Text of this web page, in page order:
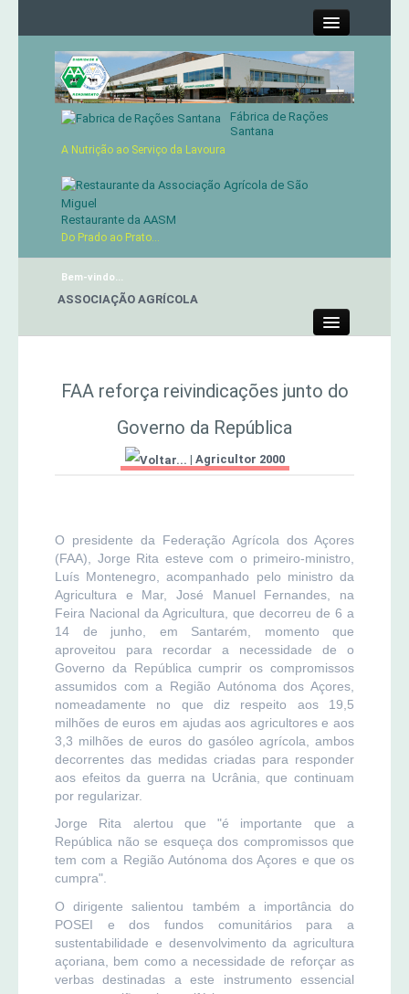
Contactos
Serviços
Concursos Micaelenses
Jornal Agricultor 2000
Fábrica de Rações
Santana
A Nutrição ao Serviço da Lavoura
Restaurante da AASM
Do Prado ao Prato...
Bem-vindo...
DA ASSOCIAÇÃO AGRÍCOLA
MERCADO AGRÍCOLA DE SANTANA
FAA reforça reivindicações junto do
Governo da República
| Agricultor 2000
O presidente da Federação Agrícola dos Açores
(FAA), Jorge Rita esteve com o primeiro-ministro,
Luís Montenegro, acompanhado pelo ministro da
Agricultura e Mar, José Manuel Fernandes, na
Feira Nacional da Agricultura, que decorreu de 6 a
14 de junho, em Santarém, momento que
aproveitou para recordar a necessidade de o
Governo da República cumprir os compromissos
assumidos com a Região Autónoma dos Açores,
nomeadamente no que diz respeito aos 19,5
milhões de euros em ajudas aos agricultores e aos
3,3 milhões de euros do gasóleo agrícola, ambos
decorrentes das medidas criadas para responder
aos efeitos da guerra na Ucrânia, que continuam
por regularizar.
Jorge Rita alertou que "é importante que a
República não se esqueça dos compromissos que
tem com a Região Autónoma dos Açores e que os
cumpra".
O dirigente salientou também a importância do
POSEI e dos fundos comunitários para a
sustentabilidade e desenvolvimento da agricultura
açoriana, bem como a necessidade de reforçar as
verbas destinadas a este instrumento essencial